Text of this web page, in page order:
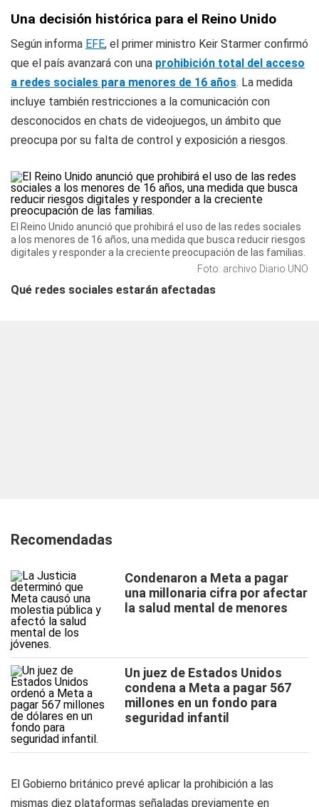
Una decisión histórica para el Reino Unido
Según informa EFE, el primer ministro Keir Starmer confirmó
que el país avanzará con una prohibición total del acceso
a redes sociales para menores de 16 años. La medida
incluye también restricciones a la comunicación con
desconocidos en chats de videojuegos, un ámbito que
preocupa por su falta de control y exposición a riesgos.
El Reino Unido anunció que prohibirá el uso de las redes sociales
a los menores de 16 años, una medida que busca reducir riesgos
digitales y responder a la creciente preocupación de las familias.
Foto: archivo Diario UNO
Qué redes sociales estarán afectadas
Recomendadas
Condenaron a Meta a pagar
una millonaria cifra por afectar
la salud mental de menores
Un juez de Estados Unidos
condena a Meta a pagar 567
millones en un fondo para
seguridad infantil
El Gobierno británico prevé aplicar la prohibición a las
mismas diez plataformas señaladas previamente en